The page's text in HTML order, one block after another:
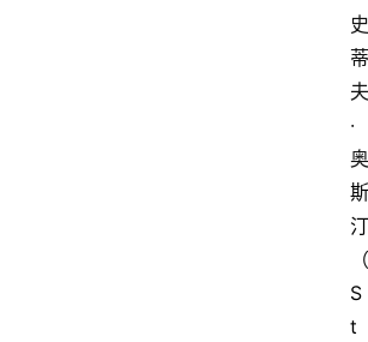
史
蒂
夫
·
奥
斯
汀
（
S
t